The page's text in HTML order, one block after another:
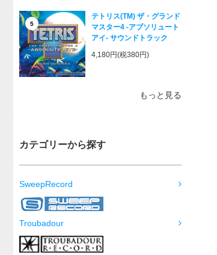
5
テトリス(TM) ザ・グランド
マスター4 -アブソリュート
アイ- サウンドトラック
4,180円(税380円)
もっと見る
カテゴリーから探す
SweepRecord
Troubadour